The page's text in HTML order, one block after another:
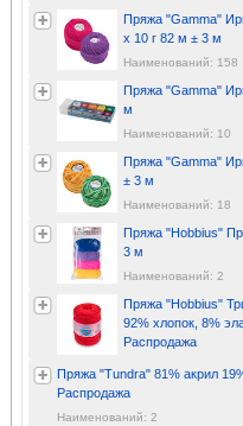
Пряжа "Gamma"
х 10 г 82 м ± 3 м
Наименований: 158
Пряжа "Gamma"
м
Наименований: 10
Пряжа "Gamma"
± 3 м
Наименований: 18
Пряжа "Hobbius"
3 м
Наименований: 2
Пряжа "Hobbius"
92% хлопок, 8%
Распродажа
Пряжа "Tundra" 81% акрил
Распродажа
Наименований: 2